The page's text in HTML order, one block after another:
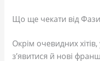
Що ще чекати від
Окрім очевидних
з’явитися й нові